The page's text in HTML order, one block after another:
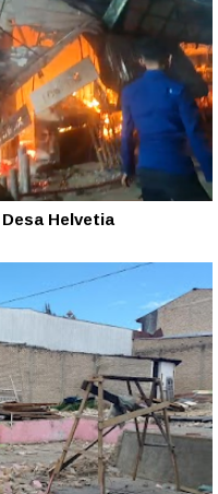
Helvetia